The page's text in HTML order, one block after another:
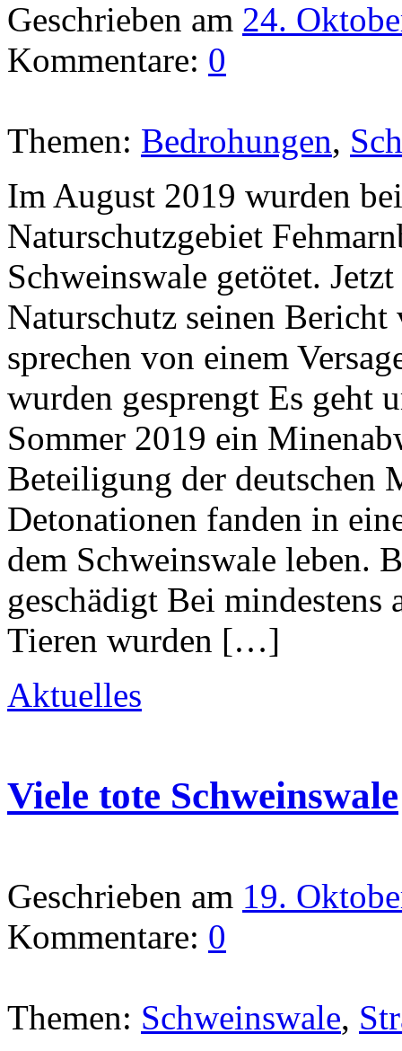
Geschrieben am 24.
Kommentare: 0
Themen: Bedrohungen,
Im August 2019 wurden
Naturschutzgebiet
Schweinswale getötet.
Naturschutz seinen
sprechen von einem
wurden gesprengt Es geht
Sommer 2019 ein
Beteiligung der deutschen
Detonationen fanden in
dem Schweinswale leben.
geschädigt Bei mindestens
Tieren wurden […]
Aktuelles
Viele tote Schweinswale
Geschrieben am 19.
Kommentare: 0
Themen: Schweinswale,